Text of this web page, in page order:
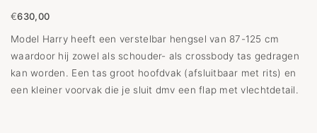
€630,00
Model Harry heeft een verstelbar hengsel van 87-125 cm
waardoor hij zowel als schouder- als crossbody tas gedragen
kan worden. Een tas groot hoofdvak (afsluitbaar met rits) en
een kleiner voorvak die je sluit dmv een flap met vlechtdetail.